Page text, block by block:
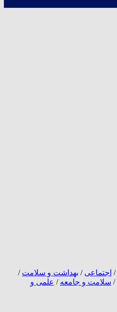
/ اجتماعی / بهداشت و سلامت /
/ سلامت و جامعه / علمی و